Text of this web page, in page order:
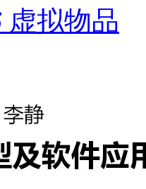
虚拟物品